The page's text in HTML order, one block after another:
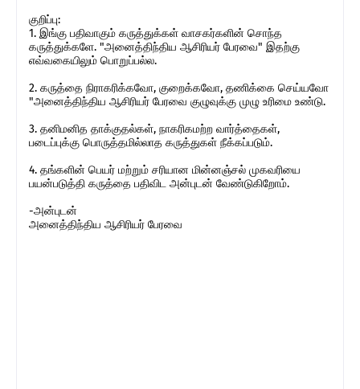
குறிப்பு:
1. இங்கு பதிவாகும் கருத்துக்கள் வாசகர்களின் சொந்த
கருத்துக்களே. "அனைத்திந்திய ஆசிரியர் பேரவை" இதற்கு
எவ்வகையிலும் பொறுப்பல்ல.
2. கருத்தை நிராகரிக்கவோ, குறைக்கவோ, தணிக்கை செய்யவோ
"அனைத்திந்திய ஆசிரியர் பேரவை குழுவுக்கு முழு உரிமை உண்டு.
3. தனிமனித தாக்குதல்கள், நாகரிகமற்ற வார்த்தைகள்,
படைப்புக்கு பொருத்தமில்லாத கருத்துகள் நீக்கப்படும்.
4. தங்களின் பெயர் மற்றும் சரியான மின்னஞ்சல் முகவரியை
பயன்படுத்தி கருத்தை பதிவிட அன்புடன் வேண்டுகிறோம்.
-அன்புடன்
அனைத்திந்திய ஆசிரியர் பேரவை